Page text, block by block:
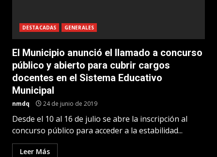
DESTACADAS GENERALES
El Municipio anunció el llamado a concurso
público y abierto para cubrir cargos
docentes en el Sistema Educativo
Municipal
nmdq 24 de junio de 2019
Desde el 10 al 16 de julio se abre la inscripción al
concurso público para acceder a la estabilidad...
Leer Más